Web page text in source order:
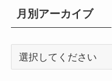
月別アーカイブ